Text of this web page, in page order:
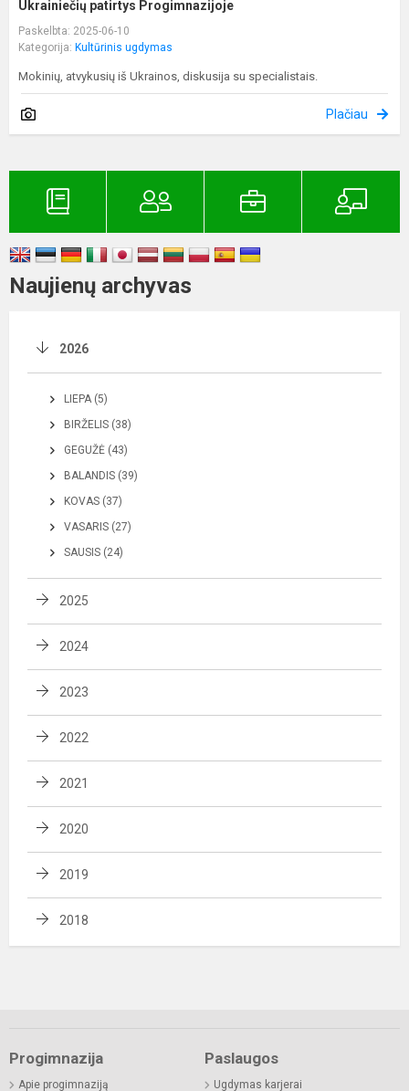
Ukrainiečių patirtys Progimnazijoje
Paskelbta: 2025-06-10
Kategorija: Kultūrinis ugdymas
Mokinių, atvykusių iš Ukrainos, diskusija su specialistais.
Plačiau
Naujienų archyvas
2026
LIEPA (5)
BIRŽELIS (38)
GEGUŽĖ (43)
BALANDIS (39)
KOVAS (37)
VASARIS (27)
SAUSIS (24)
2025
2024
2023
2022
2021
2020
2019
2018
Progimnazija
Apie progimnaziją
Paslaugos
Ugdymas karjerai